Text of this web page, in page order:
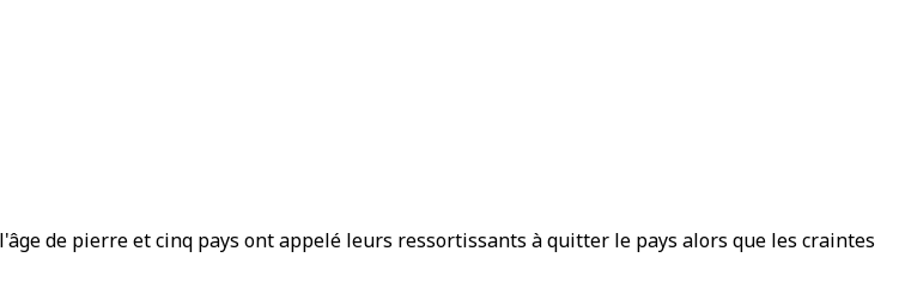
de pierre et cinq pays ont appelé leurs ressortissants à quitter le pays alors que les craintes